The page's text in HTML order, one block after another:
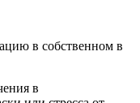
в собственном в
в